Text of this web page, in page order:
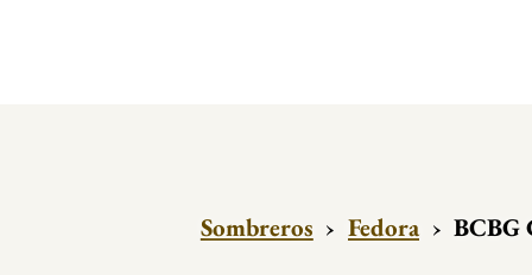
Sombreros › Fedora › BCBG